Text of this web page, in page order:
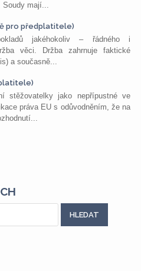
Soudy mají...
pro předplatitele)
jakéhokoliv – řádného i
věci. Držba zahrnuje faktické
a současně...
stěžovatelky jako nepřípustné ve
práva EU s odůvodněním, že na